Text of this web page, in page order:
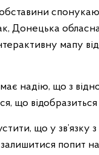
Донецька
мапу
надію, що з
що
що у зв’язку
попит на